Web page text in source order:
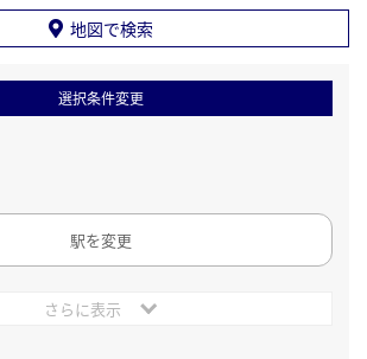
地図で検索
選択条件変更
駅を変更
さらに表示